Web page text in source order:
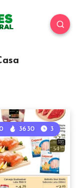
3630 3